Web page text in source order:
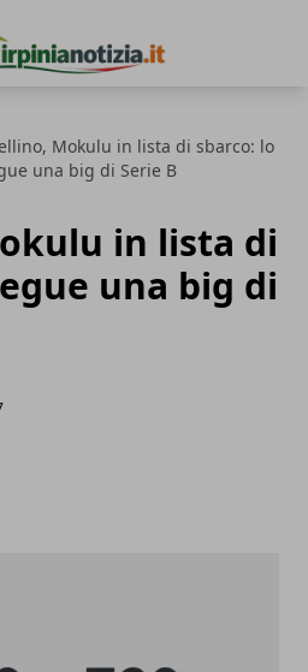
Mokulu in lista di sbarco: lo
una big di Serie B
in lista di
una big di